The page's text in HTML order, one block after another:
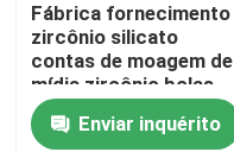
Produtos
Quem Somos
Fábrica fornecimento
zircônio silicato
contas de moagem de
mídia zircônio bolas
de cerâmica
Enviar inquérito